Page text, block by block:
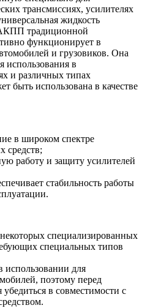
трансмиссиях, усилителях
жидкость
традиционной
функционирует в
и грузовиков. Она
использования в
и различных типах
быть использована в качестве
в широком спектре
средств;
работу и защиту усилителей
стабильность работы
специализированных
специальных типов
для
поэтому перед
в совместимости с